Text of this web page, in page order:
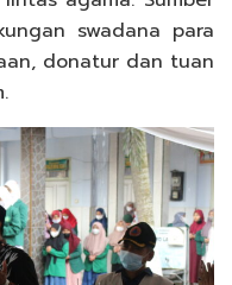
swadana para
donatur dan tuan